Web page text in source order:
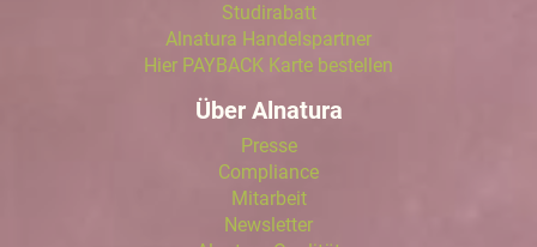
Studirabatt
Alnatura Handelspartner
Hier PAYBACK Karte bestellen
Über Alnatura
Presse
Compliance
Mitarbeit
Newsletter